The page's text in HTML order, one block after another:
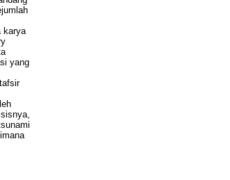
karya
yang